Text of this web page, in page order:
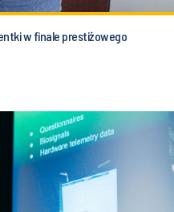
w finale prestiżowego